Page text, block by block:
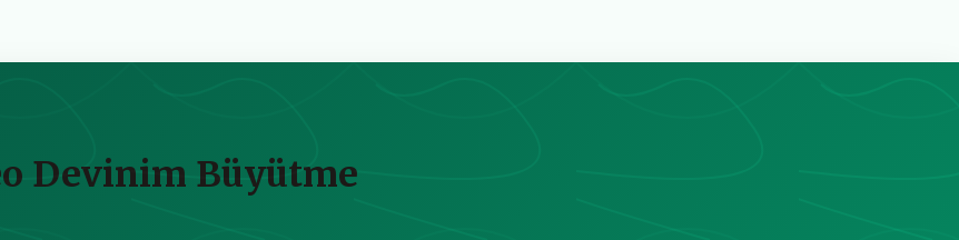
Devinim Büyütme